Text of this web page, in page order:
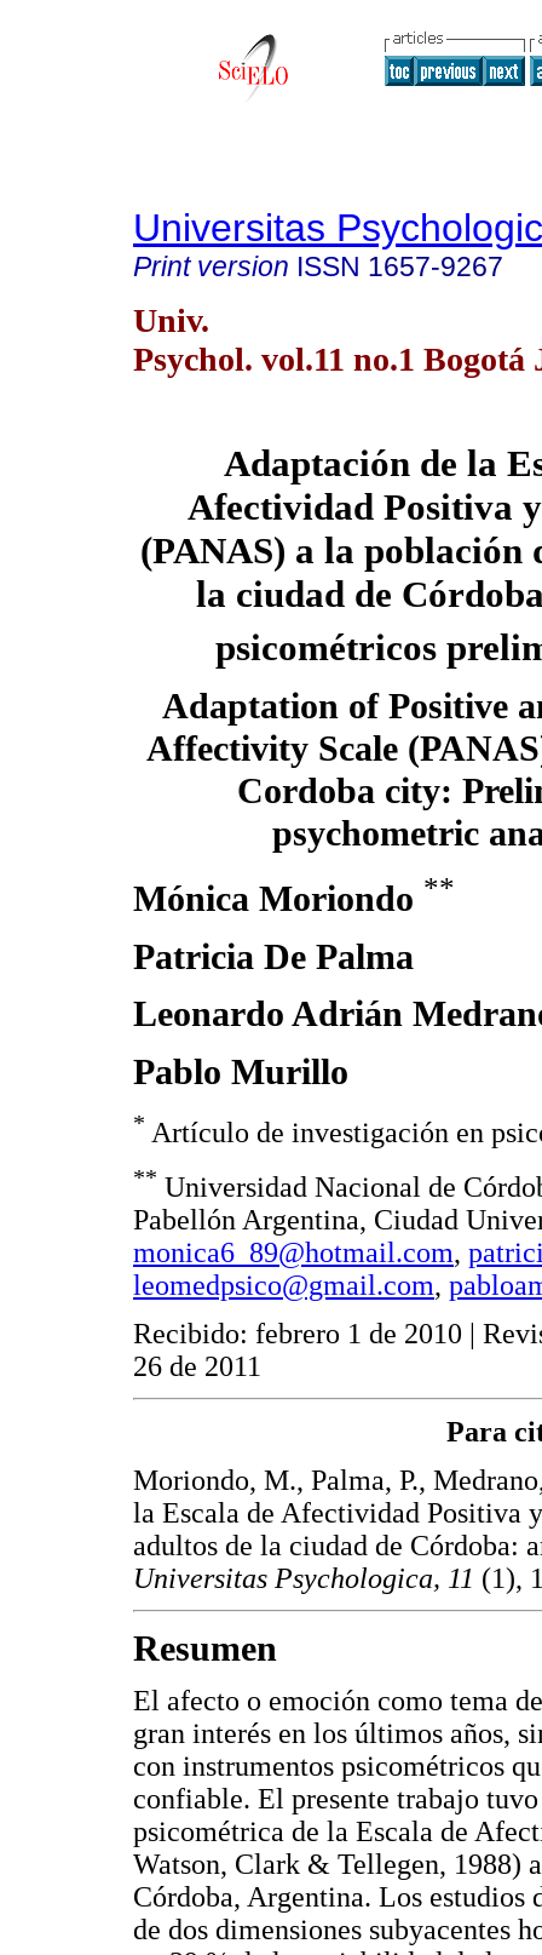
Universitas
Print version ISSN 1657-9267
Univ.
Psychol. vol.11 no.1 Bogotá
Adaptación de la
Afectividad Positiva
(PANAS) a la población
la ciudad de
psicométricos
Adaptation of Positive
Affectivity Scale
Cordoba city:
psychometric
Mónica Moriondo **
Patricia De Palma
Leonardo Adrián
Pablo Murillo
* Artículo de investigación en
** Universidad Nacional de
Pabellón Argentina, Ciudad
monica6_89@hotmail.com,
leomedpsico@gmail.com,
Recibido: febrero 1 de 2010 |
26 de 2011
Para
Moriondo, M., Palma, P.,
la Escala de Afectividad Positiva
adultos de la ciudad de Córdoba:
Universitas Psychologica, 11 (1),
Resumen
El afecto o emoción como tema
gran interés en los últimos años,
con instrumentos psicométricos
confiable. El presente trabajo
psicométrica de la Escala de
Watson, Clark & Tellegen, 1988)
Córdoba, Argentina. Los estudios
de dos dimensiones subyacentes